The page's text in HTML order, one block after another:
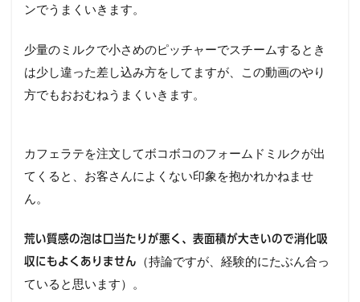
ンでうまくいきます。
少量のミルクで小さめのピッチャーでスチームするとき
は少し違った差し込み方をしてますが、この動画のやり
方でもおおむねうまくいきます。
カフェラテを注文してボコボコのフォームドミルクが出
てくると、お客さんによくない印象を抱かれかねませ
ん。
荒い質感の泡は口当たりが悪く、表面積が大きいので消化吸
収にもよくありません
（持論ですが、経験的にたぶん合っ
ていると思います）。